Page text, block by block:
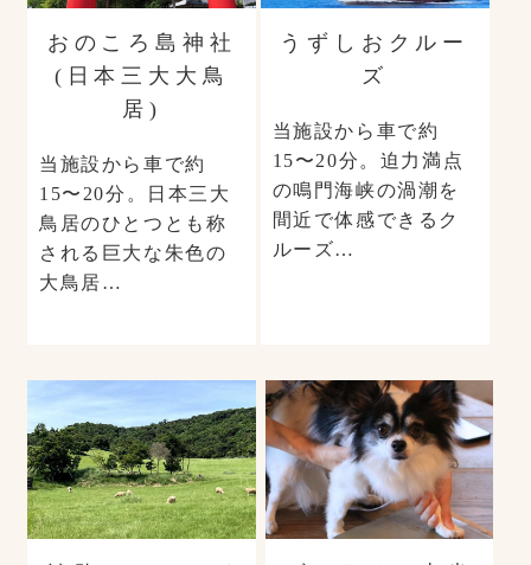
おのころ島神社
(日本三大大鳥
居)
当施設から車で約
15〜20分。日本三大
鳥居のひとつとも称
される巨大な朱色の
大鳥居…
うずしおクルー
ズ
当施設から車で約
15〜20分。迫力満点
の鳴門海峡の渦潮を
間近で体感できるク
ルーズ…